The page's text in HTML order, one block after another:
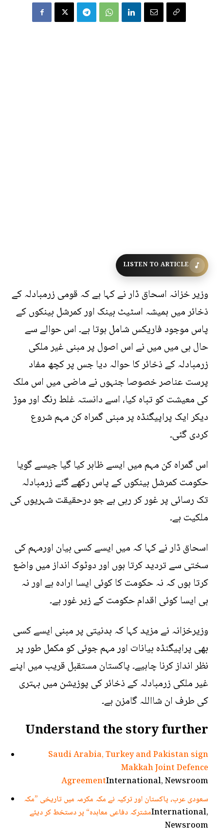
LISTEN TO ARTICLE
وزیر خزانہ اسحاق ڈار نے کہا ہے کہ قومی زرمبادلہ کے
ذخائر میں ہمیشہ اسٹیٹ بینک اور کمرشل بینکوں کے
پاس موجود فاریکس شامل ہوتا ہے۔ اس حوالے سے
حال ہی میں میں نے اس اصول پر مبنی غیر ملکی
زرمبادلہ کے ذخائر کا حوالہ دیا جس پر کچھ مفاد
پرست عناصر خصوصا جنہوں نے ماضی میں اس ملک
کی معیشت کو تباہ کیا، اسے دانستہ غلط رنگ اور موڑ
دیکر ایک پراپیگنڈہ پر مبنی گمراہ کن مہم شروع
کردی گئی۔
اس گمراہ کن مہم میں ایسے ظاہر کیا گیا جیسے گویا
حکومت کمرشل بینکوں کے پاس رکھے گئے زرمبادلہ
تک رسائی پر غور کر رہی ہے جو درحقیقت شہریوں کی
ملکیت ہے۔
اسحاق ڈار نے کہا کہ میں ایسے کسی بیان اورمہم کی
سختی سے تردید کرتا ہوں اور دوٹوک انداز میں واضع
کرتا ہوں کہ نہ حکومت کا کوئی ایسا ارادہ ہے اور نہ
ہی ایسا کوئی اقدام حکومت کے زیر غور ہے۔
وزیرخزانہ نے مزید کہا کہ بدنیتی پر مبنی ایسے کسی
بھی پراپیگنڈہ بیانات اور مہم جوئی کو مکمل طور پر
نظر انداز کرنا چاہیے۔ پاکستان مستقبل قریب میں اپنے
غیر ملکی زرمبادلہ کے ذخائر کی پوزیشن میں بہتری
کی طرف ان شااللہ گامزن ہے۔
Understand the story further
Saudi Arabia, Turkey and Pakistan sign
Makkah Joint Defence
AgreementInternational, Newsroom
سعودی عرب، پاکستان اور ترکیہ نے مکہ مکرمہ میں تاریخی ”مکہ
مشترکہ دفاعی معاہدہ“ پر دستخط کر دیئےInternational,
Newsroom